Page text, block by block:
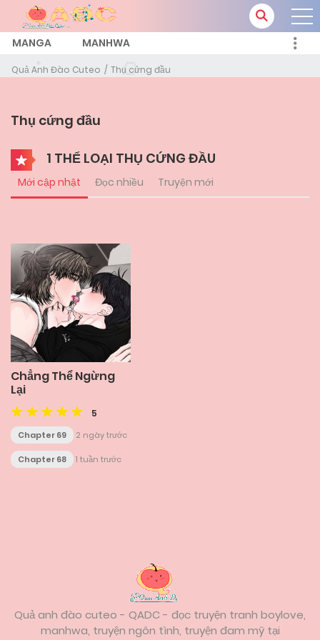
MANGA MANHWA
Quả Anh Đào Cuteo Thụ cứng đầu
Thụ cứng đầu
1 THỂ LOẠI THỤ CỨNG ĐẦU
Mới cập nhật Đọc nhiều Truyện mới
Chẳng Thể Ngừng
Lại
5
Chapter 69 2 ngày trước
Chapter 68 1 tuần trước
Quả anh đào cuteo - QADC - đọc truyện tranh boylove,
manhwa, truyện ngôn tình, truyện đam mỹ tại